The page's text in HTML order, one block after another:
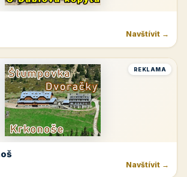
Navštívit →
REKLAMA
Navštívit →